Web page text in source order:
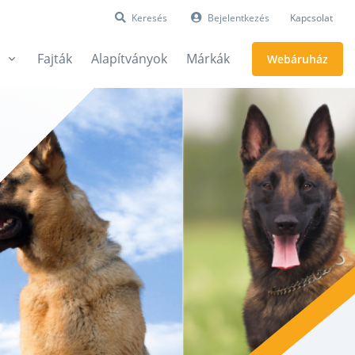
Keresés Bejelentkezés Kapcsolat
Fajták Alapítványok Márkák Webáruház